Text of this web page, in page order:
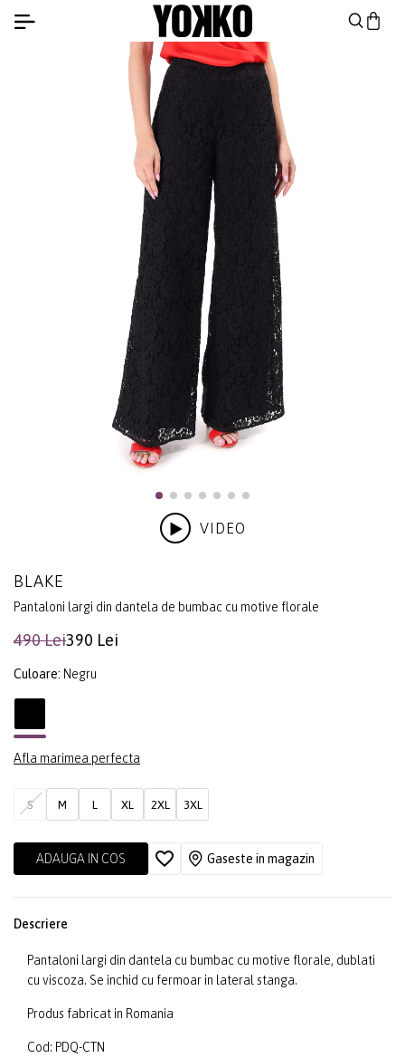
VIDEO
BLAKE
Pantaloni largi din dantela de bumbac cu motive florale
490 Lei390 Lei
Culoare: Negru
Afla marimea perfecta
S M L XL 2XL 3XL
ADAUGA IN COS Gaseste in magazin
Descriere
Pantaloni largi din dantela cu bumbac cu motive florale, dublati
cu viscoza. Se inchid cu fermoar in lateral stanga.
Produs fabricat in Romania
Cod: PDQ-CTN